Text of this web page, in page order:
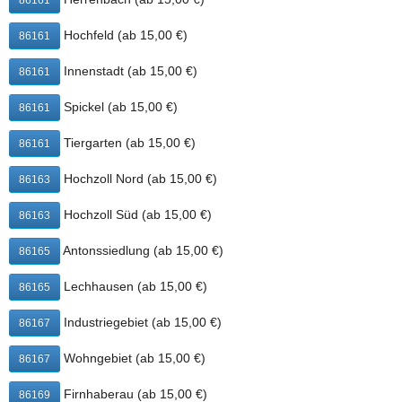
86161 Hochfeld (ab 15,00 €)
86161 Innenstadt (ab 15,00 €)
86161 Spickel (ab 15,00 €)
86161 Tiergarten (ab 15,00 €)
86163 Hochzoll Nord (ab 15,00 €)
86163 Hochzoll Süd (ab 15,00 €)
86165 Antonssiedlung (ab 15,00 €)
86165 Lechhausen (ab 15,00 €)
86167 Industriegebiet (ab 15,00 €)
86167 Wohngebiet (ab 15,00 €)
86169 Firnhaberau (ab 15,00 €)
Spickel, Stadtbergen, Steppach bei Augsburg, Tiergarten,
Wohngebiet, Zentrum
ab 20,00 €:
Neubergheim, Wellenburg
Natürlich kannst du Pizza Carbonara auch
direkt bei Mama Pizza Augsburg abholen.
Mama Pizza Augsburg
Donauwörtherstr. 4
86152 Augsburg
+
−